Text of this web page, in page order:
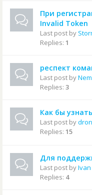
При
Invalid Token
Last post by
Replies: 1
респект
Last post by
Replies: 3
Как бы
Last post by
Replies: 15
Для
Last post byIvan
Replies: 4